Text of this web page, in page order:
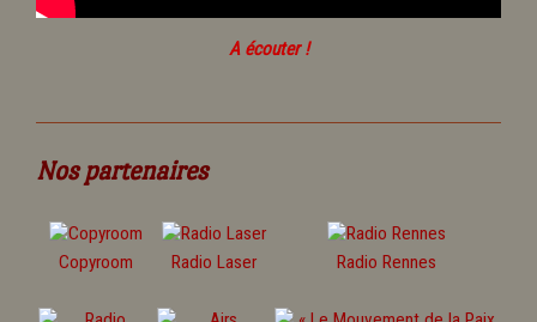
A écouter !
Nos partenaires
Copyroom Radio Laser Radio Rennes